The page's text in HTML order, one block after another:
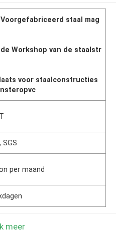
Voorgefabriceerd staal mag
de Workshop van de staalstr
voor staalconstructies
SGS
per maand
meer